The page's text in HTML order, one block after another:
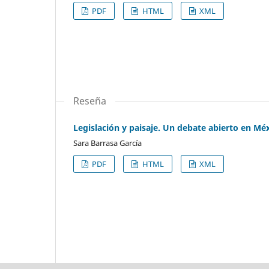
PDF HTML XML
Reseña
Legislación y paisaje. Un debate abierto en
Sara Barrasa García
PDF
HTML XML